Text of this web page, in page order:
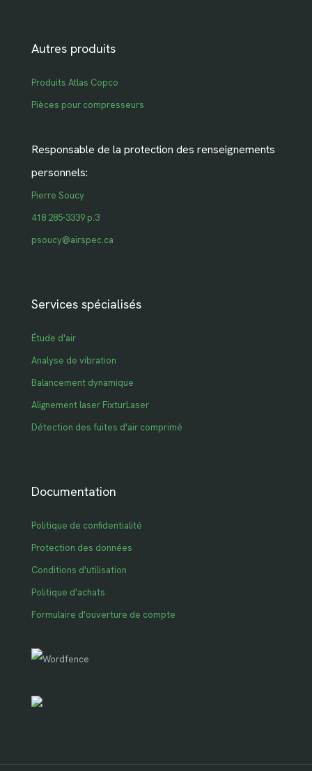
Autres produits
Produits Atlas Copco
Pièces pour compresseurs
Responsable de la protection des renseignements
personnels:
Pierre Soucy
418 285-3339 p.3
psoucy@airspec.ca
Services spécialisés
Étude d'air
Analyse de vibration
Balancement dynamique
Alignement laser FixturLaser
Détection des fuites d'air comprimé
Documentation
Politique de confidentialité
Protection des données
Conditions d'utilisation
Politique d'achats
Formulaire d'ouverture de compte